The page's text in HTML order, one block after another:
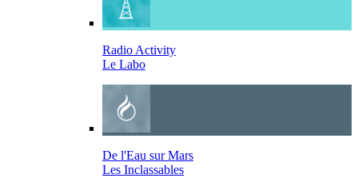
Radio Activity
Le Labo
De l'Eau sur Mars
Les Inclassables